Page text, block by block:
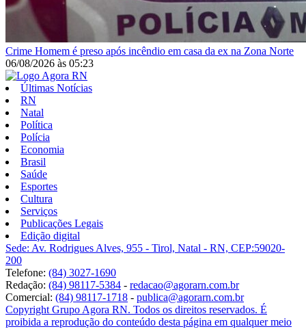
Crime Homem é preso após incêndio em casa da ex na Zona Norte
06/08/2026 às 05:23
Últimas Notícias
RN
Natal
Política
Polícia
Economia
Brasil
Saúde
Esportes
Cultura
Serviços
Publicações Legais
Edição digital
Sede: Av. Rodrigues Alves, 955 - Tirol, Natal - RN, CEP:59020-
200
Telefone: (84) 3027-1690
Redação: (84) 98117-5384 - redacao@agorarn.com.br
Comercial: (84) 98117-1718 - publica@agorarn.com.br
Copyright Grupo Agora RN. Todos os direitos reservados. É
proibida a reprodução do conteúdo desta página em qualquer meio